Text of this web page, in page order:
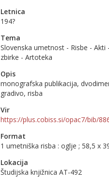
Letnica
194?
Tema
Slovenska umetnost - Risbe - Akti
zbirke - Artoteka
Opis
monografska publikacija,
gradivo, risba
Vir
https://plus.cobiss.si/opac7/bib/
Format
1 umetniška risba : oglje ; 58,5 x
Lokacija
Študijska knjižnica AT-492